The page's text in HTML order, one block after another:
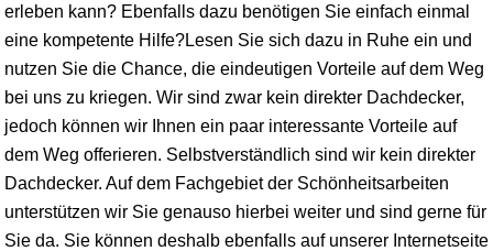
erleben kann? Ebenfalls dazu benötigen Sie einfach einmal
eine kompetente Hilfe?Lesen Sie sich dazu in Ruhe ein und
nutzen Sie die Chance, die eindeutigen Vorteile auf dem Weg
bei uns zu kriegen. Wir sind zwar kein direkter Dachdecker,
jedoch können wir Ihnen ein paar interessante Vorteile auf
dem Weg offerieren. Selbstverständlich sind wir kein direkter
Dachdecker. Auf dem Fachgebiet der Schönheitsarbeiten
unterstützen wir Sie genauso hierbei weiter und sind gerne für
Sie da. Sie können deshalb ebenfalls auf unserer Internetseite